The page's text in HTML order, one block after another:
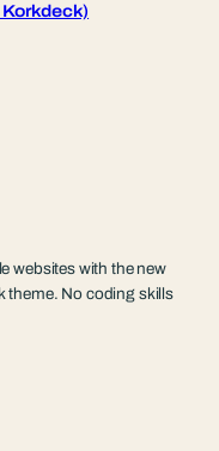
websites with the new
theme. No coding skills